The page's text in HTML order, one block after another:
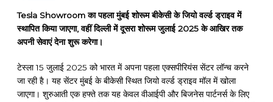
Tesla Showroom का पहला मुंबई शोरूम बीकेसी के जियो वर्ल्ड ड्राइव में
स्थापित किया जाएगा, वहीं दिल्ली में दूसरा शोरूम जुलाई 2025 के आखिर तक
अपनी सेवाएं देना शुरू करेगा।
टेस्ला 15 जुलाई 2025 को भारत में अपना पहला एक्सपीरियंस सेंटर लॉन्च करने
जा रही है। यह सेंटर मुंबई के बीकेसी स्थित जियो वर्ल्ड ड्राइव मॉल में खोला
जाएगा। शुरुआती एक हफ्ते तक यह केवल वीआईपी और बिजनेस पार्टनर्स के लिए